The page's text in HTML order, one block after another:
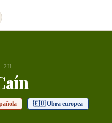
2H
🇪🇺 Obra europea